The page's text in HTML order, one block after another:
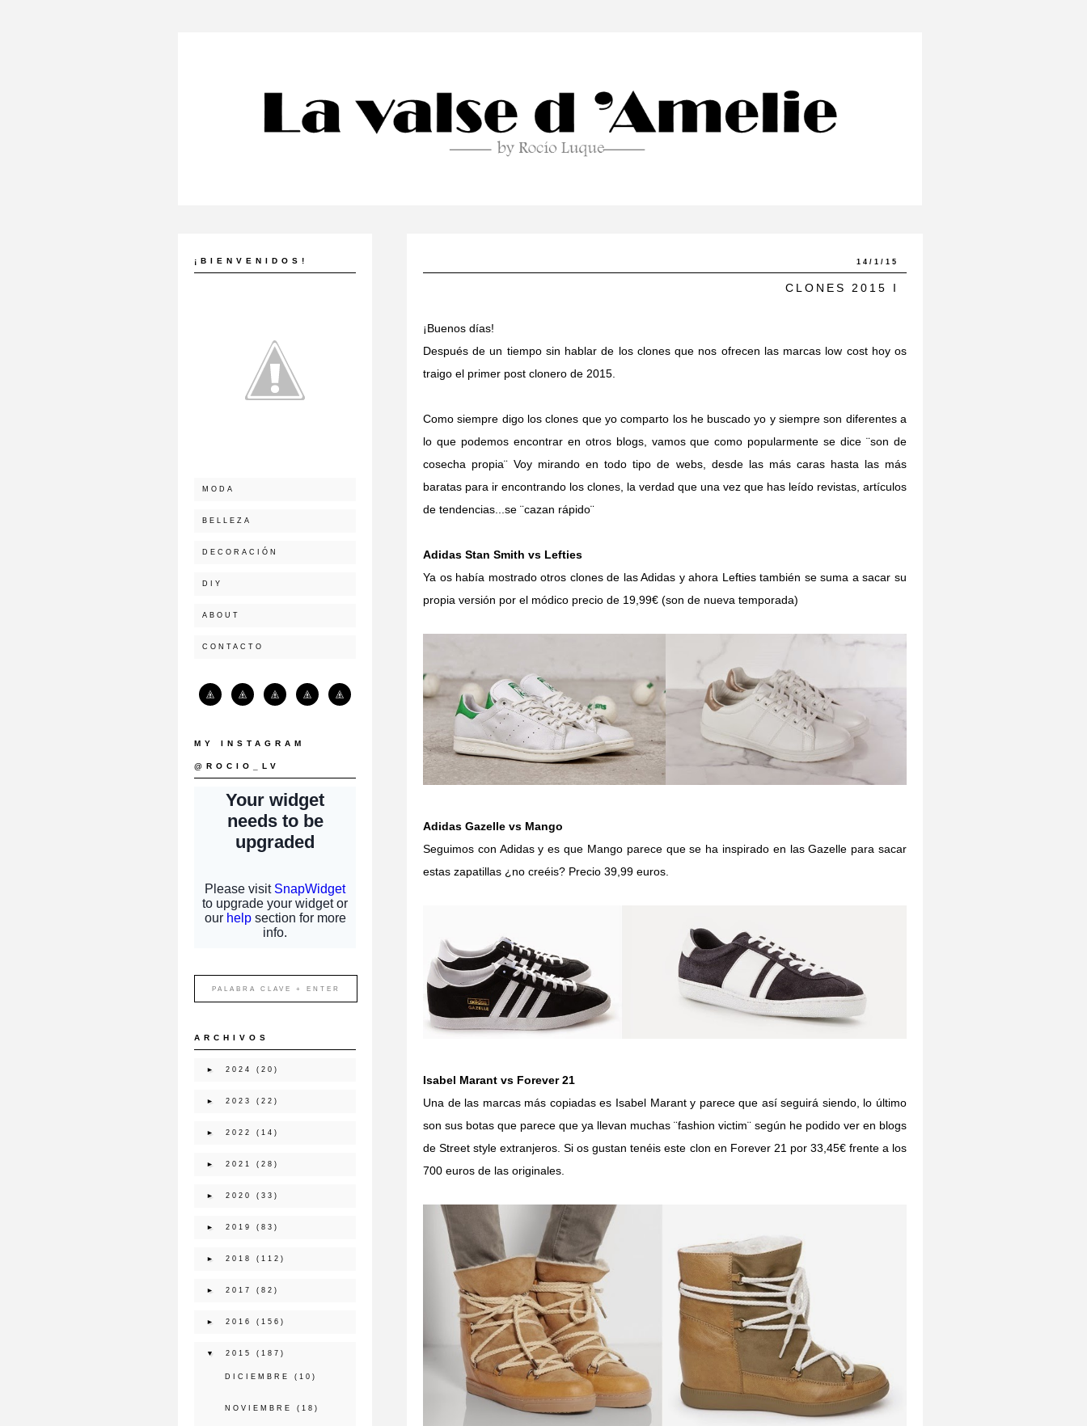
14/1/15
CLONES 2015 I
¡Buenos días!
Después de un tiempo sin hablar de los clones que nos ofrecen las marcas low cost hoy os
traigo el primer post clonero de 2015.
Como siempre digo los clones que yo comparto los he buscado yo y siempre son diferentes a
lo que podemos encontrar en otros blogs, vamos que como popularmente se dice ¨son de
cosecha propia¨ Voy mirando en todo tipo de webs, desde las más caras hasta las más
baratas para ir encontrando los clones, la verdad que una vez que has leído revistas, artículos
de tendencias...se ¨cazan rápido¨
Adidas Stan Smith vs Lefties
Ya os había mostrado otros clones de las Adidas y ahora Lefties también se suma a sacar su
propia versión por el módico precio de 19,99€ (son de nueva temporada)
Adidas Gazelle vs Mango
Seguimos con Adidas y es que Mango parece que se ha inspirado en las Gazelle para sacar
estas zapatillas ¿no creéis? Precio 39,99 euros.
Isabel Marant vs Forever 21
Una de las marcas más copiadas es Isabel Marant y parece que así seguirá siendo, lo último
son sus botas que parece que ya llevan muchas ¨fashion victim¨ según he podido ver en blogs
de Street style extranjeros. Si os gustan tenéis este clon en Forever 21 por 33,45€ frente a los
700 euros de las originales.
¡BIENVENIDOS!
MODA
BELLEZA
DECORACIÓN
DIY
ABOUT
CONTACTO
MY INSTAGRAM
@ROCIO_LV
ARCHIVOS
► 2024 (20)
► 2023 (22)
► 2022 (14)
► 2021 (28)
► 2020 (33)
► 2019 (83)
► 2018 (112)
► 2017 (82)
► 2016 (156)
▼ 2015 (187)
DICIEMBRE (10)
NOVIEMBRE (18)